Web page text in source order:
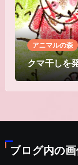
アニマルの森
クマ干しを
ブログ内の